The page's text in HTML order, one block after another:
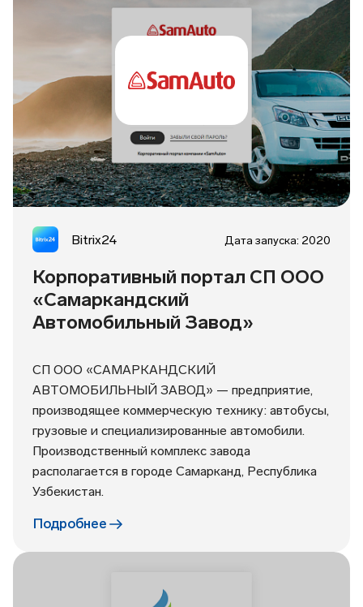
Bitrix24 Дата запуска: 2020
Корпоративный портал СП ООО
«Самаркандский
Автомобильный Завод»
СП ООО «САМАРКАНДСКИЙ
АВТОМОБИЛЬНЫЙ ЗАВОД» — предприятие,
производящее коммерческую технику: автобусы,
грузовые и специализированные автомобили.
Производственный комплекс завода
располагается в городе Самарканд, Республика
Узбекистан.
Подробнее